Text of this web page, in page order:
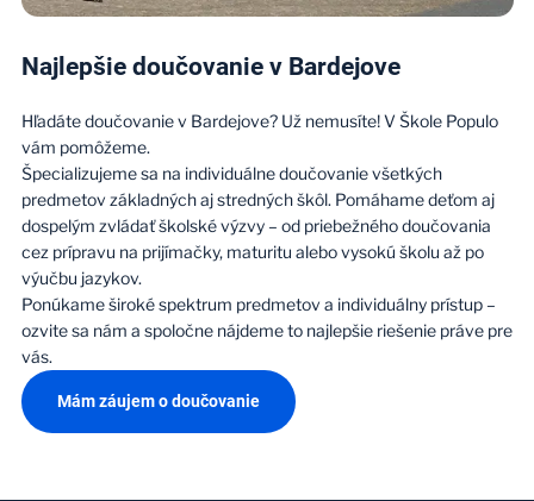
Najlepšie doučovanie v Bardejove
Hľadáte doučovanie v Bardejove? Už nemusíte! V Škole Populo
vám pomôžeme.
Špecializujeme sa na individuálne doučovanie všetkých
predmetov základných aj stredných škôl. Pomáhame deťom aj
dospelým zvládať školské výzvy – od priebežného doučovania
cez prípravu na prijímačky, maturitu alebo vysokú školu až po
výučbu jazykov.
Ponúkame široké spektrum predmetov a individuálny prístup –
ozvite sa nám a spoločne nájdeme to najlepšie riešenie práve pre
vás.
Mám záujem o doučovanie